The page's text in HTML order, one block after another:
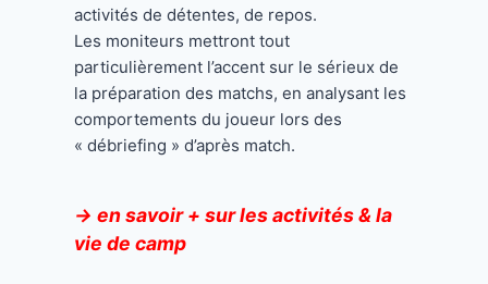
activités de détentes, de repos.
Les moniteurs mettront tout
particulièrement l’accent sur le sérieux de
la préparation des matchs, en analysant les
comportements du joueur lors des
« débriefing » d’après match.
→ en savoir + sur les activités & la
vie de camp